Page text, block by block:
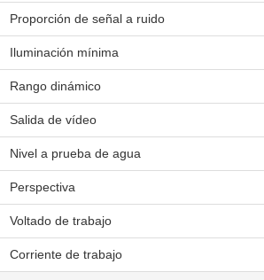
Proporción de señal a ruido
Iluminación mínima
Rango dinámico
Salida de vídeo
Nivel a prueba de agua
Perspectiva
Voltado de trabajo
Corriente de trabajo